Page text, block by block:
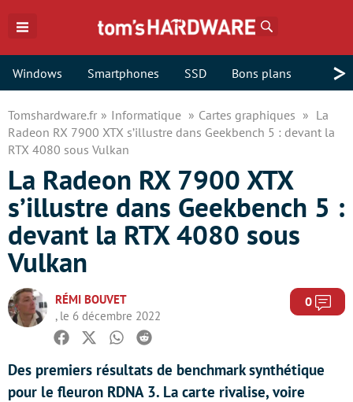
Windows Smartphones SSD Bons plans >
Tomshardware.fr Informatique Cartes graphiques
La
Radeon RX 7900 XTX s’illustre dans Geekbench 5 : devant la
RTX 4080 sous Vulkan
La Radeon RX 7900 XTX
s’illustre dans Geekbench 5 :
devant la RTX 4080 sous
Vulkan
RÉMI BOUVET
, le 6 décembre 2022
0
Facebook
TwitterWhatsapp
Reddit
Des premiers résultats de benchmark synthétique
pour le fleuron RDNA 3. La carte rivalise, voire